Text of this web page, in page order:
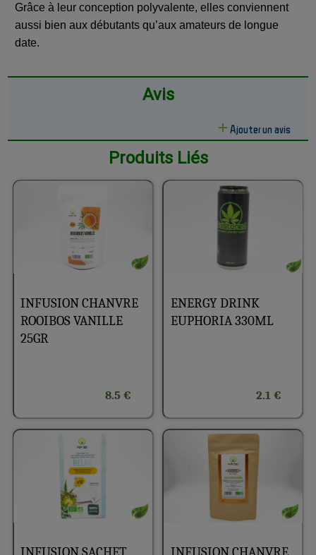
Grâce à leur conception polyvalente, elles conviennent
aussi bien aux débutants qu’aux amateurs de longue
date.
Avis
Ajouter un avis
Produits Liés
INFUSION CHANVRE
ROOIBOS VANILLE
25GR
8.5 €
ENERGY DRINK
EUPHORIA 330ML
2.1 €